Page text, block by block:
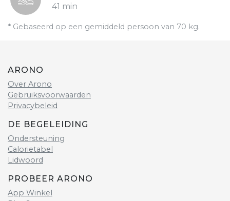
41 min
* Gebaseerd op een gemiddeld persoon van 70 kg.
ARONO
Over Arono
Gebruiksvoorwaarden
Privacybeleid
DE BEGELEIDING
Ondersteuning
Calorietabel
Lidwoord
PROBEER ARONO
App Winkel